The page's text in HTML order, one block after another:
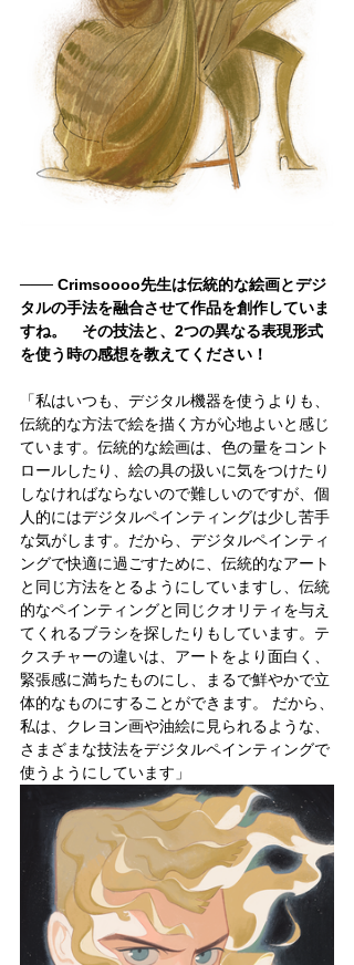
─── Crimsoooo先生は伝統的な絵画とデジ
タルの手法を融合させて作品を創作していま
すね。　その技法と、2つの異なる表現形式
を使う時の感想を教えてください！
「私はいつも、デジタル機器を使うよりも、
伝統的な方法で絵を描く方が心地よいと感じ
ています。伝統的な絵画は、色の量をコント
ロールしたり、絵の具の扱いに気をつけたり
しなければならないので難しいのですが、個
人的にはデジタルペインティングは少し苦手
な気がします。だから、デジタルペインティ
ングで快適に過ごすために、伝統的なアート
と同じ方法をとるようにしていますし、伝統
的なペインティングと同じクオリティを与え
てくれるブラシを探したりもしています。テ
クスチャーの違いは、アートをより面白く、
緊張感に満ちたものにし、まるで鮮やかで立
体的なものにすることができます。 だから、
私は、クレヨン画や油絵に見られるような、
さまざまな技法をデジタルペインティングで
使うようにしています」